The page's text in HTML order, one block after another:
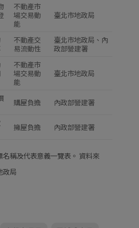
不動產市
場交易動
能
臺北市地政局
不動產交
易流動性
臺北市地政局、內
政部營建署
不動產市
場交易動
能
臺北市地政局
購屋負擔
內政部營建署
擁屋負擔 內政部營建署
稱及代表意義一覽表。 資料來
政局